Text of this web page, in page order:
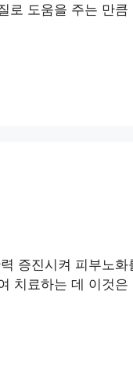
로 도움을 주는 만
증진시켜 피부노
치료하는 데 이것